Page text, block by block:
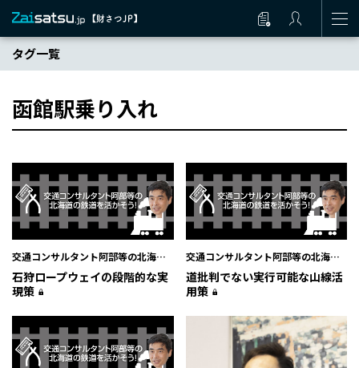
タグ一覧
函館駅乗り入れ
交通コンサルタント阿部等の北海道
の鉄道を活かそう！
石狩ロープウェイの段階的な実
現策
交通コンサルタント阿部等の北海道
の鉄道を活かそう！
道批判でない実行可能な山線活
用策